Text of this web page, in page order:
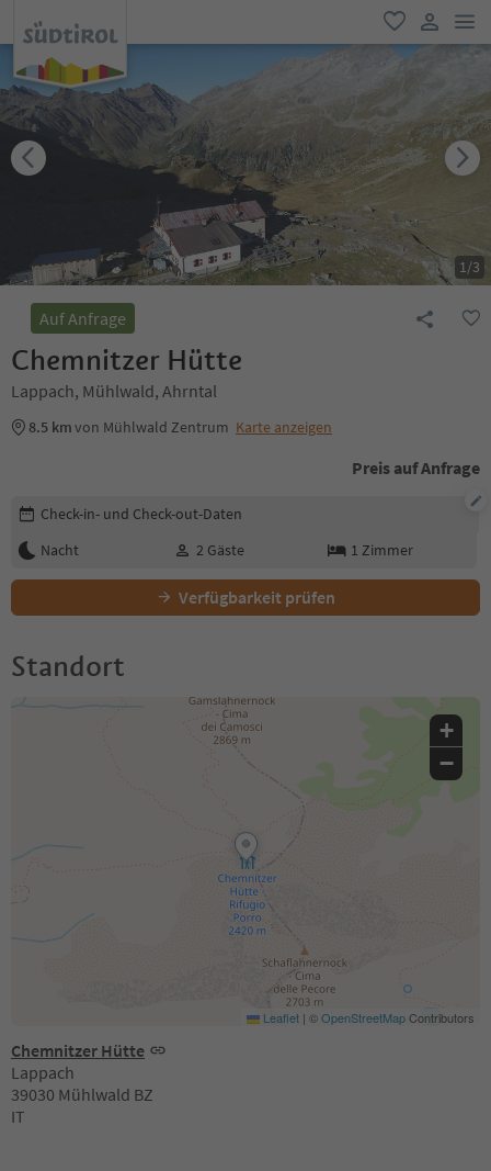
favorit
user link
1/3
Auf Anfrage
Chemnitzer Hütte
Lappach, Mühlwald, Ahrntal
8.5 kmvon Mühlwald Zentrum Karte anzeigen
Preis auf Anfrage
Buchungsdetails bearbeiten
Check-in- und Check-out-Daten
Nacht
2 Gäste 1 Zimmer
Verfügbarkeit prüfen
Standort
Chemnitzer Hütte
Lappach
39030 Mühlwald BZ
IT
+
−
Leaflet | ©OpenStreetMapContributors